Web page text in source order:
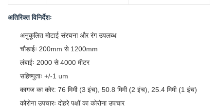
अतिरिक्त विनिर्देशः
अनुकूलित मोटाई संरचना और रंग उपलब्ध
चौड़ाईः 200mm से 1200mm
लंबाईः 2000 से 4000 मीटर
सहिष्णुताः +/-1 um
कागज का कोर: 76 मिमी (3 इंच), 50.8 मिमी (2 इंच), 25.4 मिमी (1 इंच)
कोरोना उपचारः दोहरे पक्षों का कोरोना उपचार